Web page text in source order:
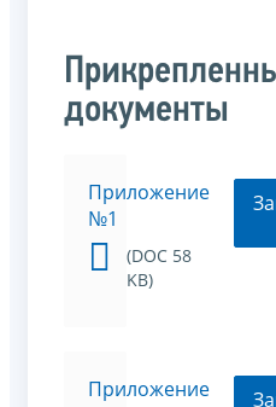
документы
Приложение
№1
(DOC 58
KB)
Приложение